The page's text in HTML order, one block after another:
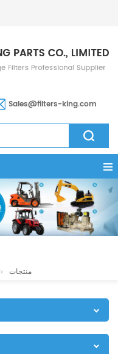
Sales@filters-king.com
منتجات